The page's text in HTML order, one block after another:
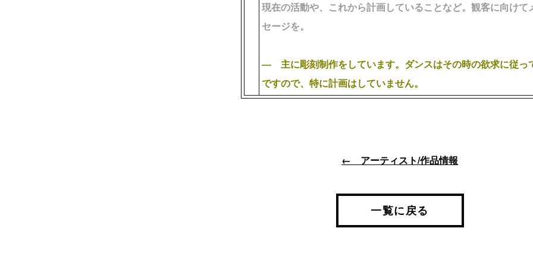
現在の活動や、これから計画していることなど。観客に向けて
セージを。
― 主に彫刻制作をしています。ダンスはその時の欲求に従っ
ですので、特に計画はしていません。
← アーティスト/作品情報
一覧に戻る